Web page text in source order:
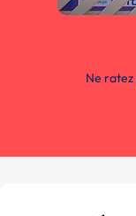
Ne ratez